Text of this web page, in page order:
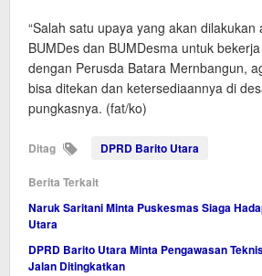
“Salah satu upaya yang akan
BUMDes dan BUMDesma untuk
dengan Perusda Batara Mernbangun,
bisa ditekan dan ketersediaannya di
pungkasnya. (fat/ko)
Ditag DPRD Barito Utara
Berita Terkait
Naruk Saritani Minta Puskesmas Siaga
Utara
DPRD Barito Utara Minta Pengawasan
Jalan Ditingkatkan